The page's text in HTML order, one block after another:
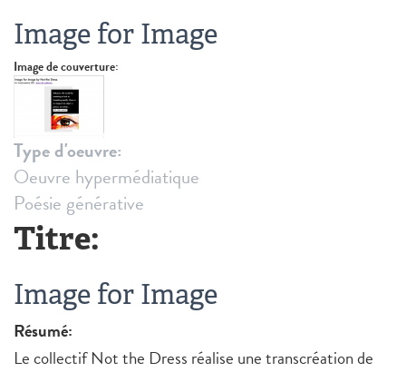
Image for Image
Image de couverture:
Type d'oeuvre:
Oeuvre hypermédiatique
Poésie générative
Titre:
Image for Image
Résumé:
Le collectif Not the Dress réalise une transcréation de